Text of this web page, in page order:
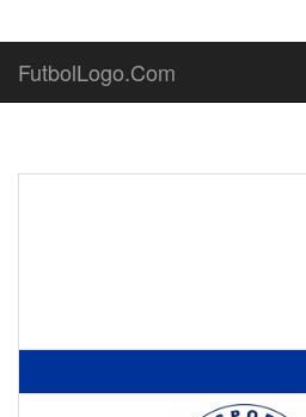
FutbolLogo.Com